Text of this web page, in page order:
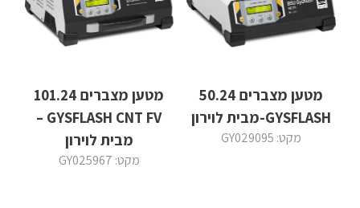
מטען מצברים 50.24
GYSFLASH-מבית לוירון
מקט: GY029095
מטען מצברים 101.24
GYSFLASH CNT FV –
מבית לוירון
מקט: GY025967